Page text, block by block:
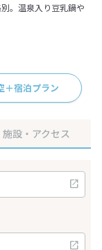
。温泉入り豆乳鍋や
＋宿泊プラン
施設・アクセス